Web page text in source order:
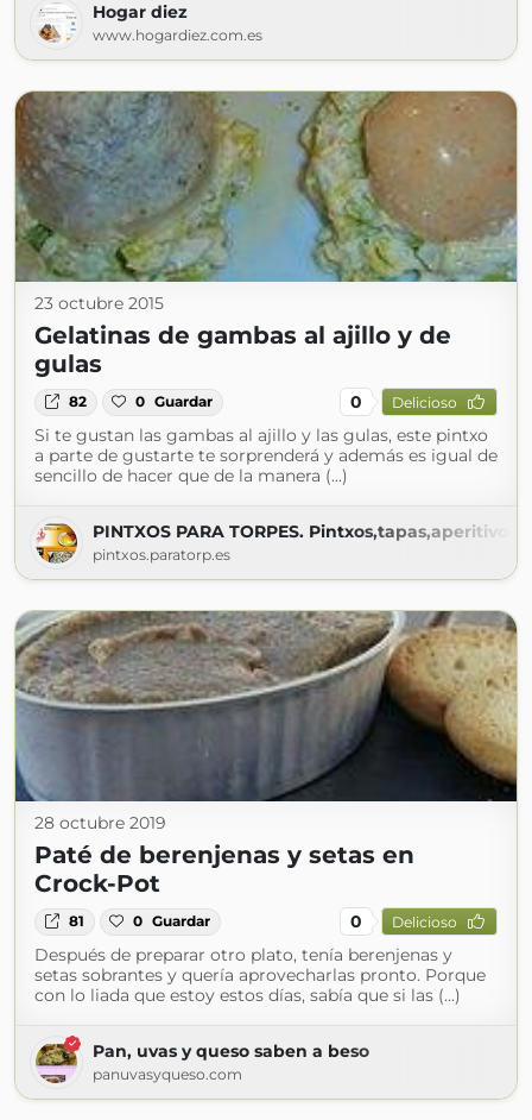
Hogar diez
www.hogardiez.com.es
23 octubre 2015
Gelatinas de gambas al ajillo y de
gulas
82 0 Guardar 0 Delicioso
Si te gustan las gambas al ajillo y las gulas, este pintxo
a parte de gustarte te sorprenderá y además es igual de
sencillo de hacer que de la manera (...)
PINTXOS PARA TORPES.
pintxos.paratorp.es
28 octubre 2019
Paté de berenjenas y setas en
Crock-Pot
81 0 Guardar 0 Delicioso
Después de preparar otro plato, tenía berenjenas y
setas sobrantes y quería aprovecharlas pronto. Porque
con lo liada que estoy estos días, sabía que si las (...)
Pan, uvas y queso saben a beso
panuvasyqueso.com